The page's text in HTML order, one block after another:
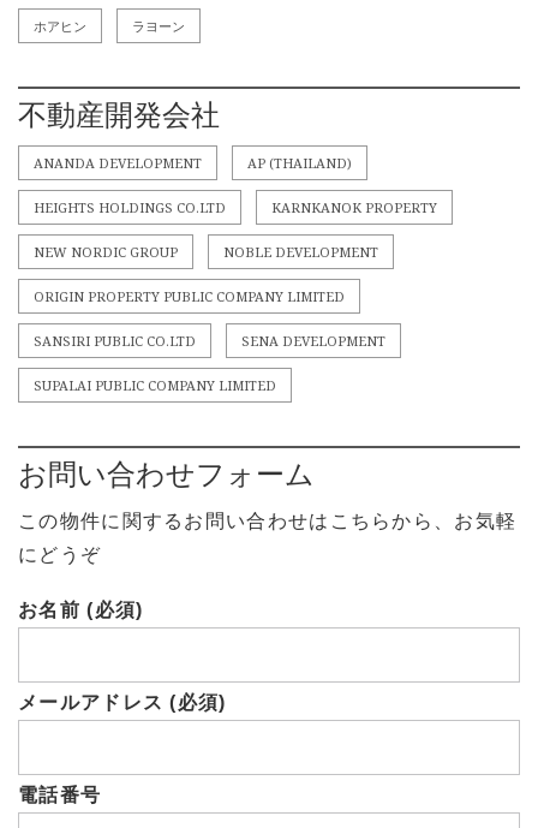
ホアヒン ラヨーン
不動産開発会社
ANANDA DEVELOPMENT AP (THAILAND)
HEIGHTS HOLDINGS CO.LTD KARNKANOK PROPERTY
NEW NORDIC GROUP NOBLE DEVELOPMENT
ORIGIN PROPERTY PUBLIC COMPANY LIMITED
SANSIRI PUBLIC CO.LTD SENA DEVELOPMENT
SUPALAI PUBLIC COMPANY LIMITED
お問い合わせフォーム
この物件に関するお問い合わせはこちらから、お気軽
にどうぞ
お名前 (必須)
メールアドレス (必須)
電話番号